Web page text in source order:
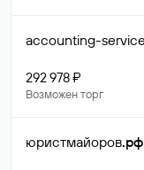
accounting-
292 978 ₽
Возможен торг
юристмайоров.рф